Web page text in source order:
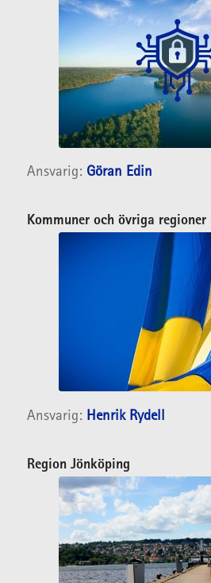
Ansvarig: Göran Edin
Kommuner och övriga
Ansvarig: Henrik Rydell
Region Jönköping